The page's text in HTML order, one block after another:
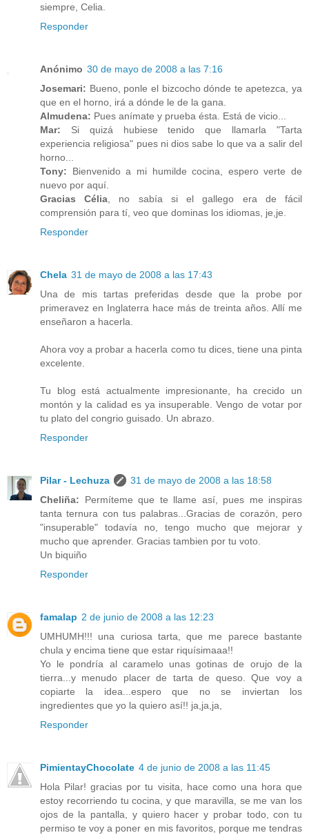
siempre, Celia.
Responder
Anónimo 30 de mayo de 2008 a las 7:16
Josemari: Bueno, ponle el bizcocho dónde te apetezca, ya
que en el horno, irá a dónde le de la gana.
Almudena: Pues anímate y prueba ésta. Está de vicio...
Mar: Si quizá hubiese tenido que llamarla "Tarta
experiencia religiosa" pues ni dios sabe lo que va a salir del
horno...
Tony: Bienvenido a mi humilde cocina, espero verte de
nuevo por aquí.
Gracias Célia, no sabía si el gallego era de fácil
comprensión para tí, veo que dominas los idiomas, je,je.
Responder
Chela 31 de mayo de 2008 a las 17:43
Una de mis tartas preferidas desde que la probe por
primeravez en Inglaterra hace más de treinta años. Allí me
enseñaron a hacerla.
Ahora voy a probar a hacerla como tu dices, tiene una pinta
excelente.
Tu blog está actualmente impresionante, ha crecido un
montón y la calidad es ya insuperable. Vengo de votar por
tu plato del congrio guisado. Un abrazo.
Responder
Pilar - Lechuza
31 de mayo de 2008 a las 18:58
Cheliña: Permíteme que te llame así, pues me inspiras
tanta ternura con tus palabras...Gracias de corazón, pero
"insuperable" todavía no, tengo mucho que mejorar y
mucho que aprender. Gracias tambien por tu voto.
Un biquiño
Responder
famalap 2 de junio de 2008 a las 12:23
UMHUMH!!! una curiosa tarta, que me parece bastante
chula y encima tiene que estar riquísimaaa!!
Yo le pondría al caramelo unas gotinas de orujo de la
tierra...y menudo placer de tarta de queso. Que voy a
copiarte la idea...espero que no se inviertan los
ingredientes que yo la quiero así!! ja,ja,ja,
Responder
PimientayChocolate 4 de junio de 2008 a las 11:45
Hola Pilar! gracias por tu visita, hace como una hora que
estoy recorriendo tu cocina, y que maravilla, se me van los
ojos de la pantalla, y quiero hacer y probar todo, con tu
permiso te voy a poner en mis favoritos, porque me tendras